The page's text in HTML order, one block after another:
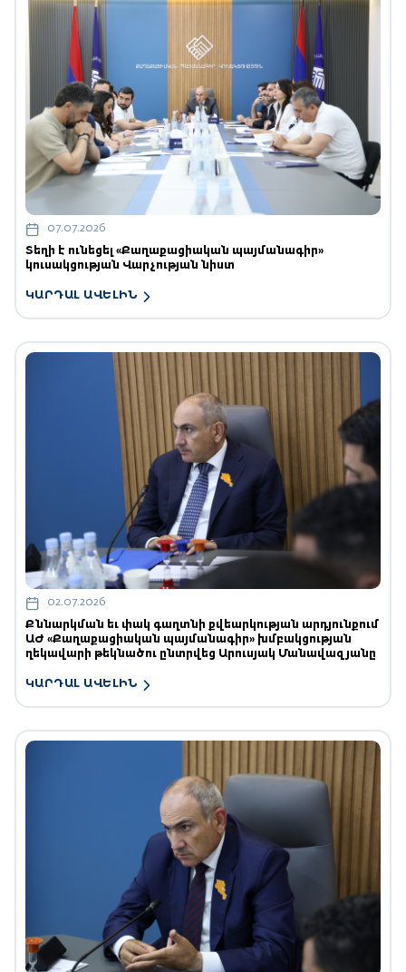
07.07.2026
Տեղի է ունեցել «Քաղաքացիական պայմանագիր»
կուսակցության Վարչության նիստ
ԿԱՐԴԱԼ ԱՎԵԼԻՆ
02.07.2026
Քննարկման եւ փակ գաղտնի քվեարկության արդյունքում
ԱԺ «Քաղաքացիական պայմանագիր» խմբակցության
ղեկավարի թեկնածու ընտրվեց Արուսյակ Մանավազյանը
ԿԱՐԴԱԼ ԱՎԵԼԻՆ